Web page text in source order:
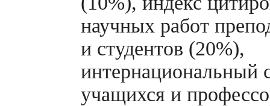
научных работ
и студентов (20%),
интернациональный
учащихся и